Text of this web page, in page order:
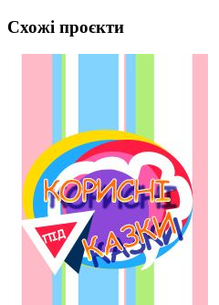
Схожі проєкти